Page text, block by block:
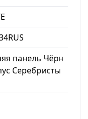
панель Чёрн
Серебристы